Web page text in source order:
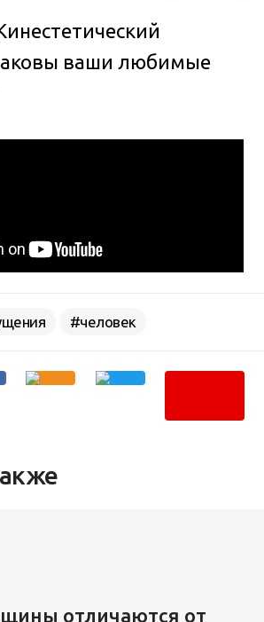
ваши любимые
#человек
отличаются от